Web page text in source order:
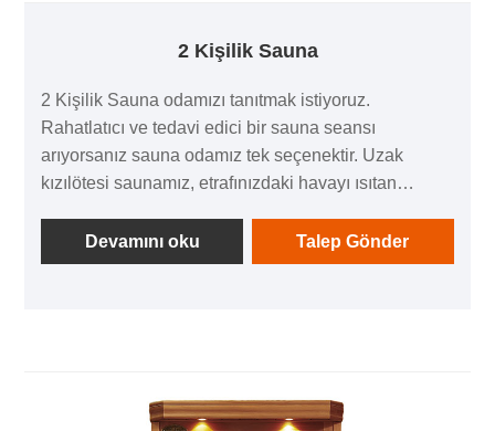
2 Kişilik Sauna
2 Kişilik Sauna odamızı tanıtmak istiyoruz.
Rahatlatıcı ve tedavi edici bir sauna seansı
arıyorsanız sauna odamız tek seçenektir. Uzak
kızılötesi saunamız, etrafınızdaki havayı ısıtan
teknolojisini kullanarak vücudunuzu içten dışa ısıtır.
Bu, küçük ve nemli bir alanda havasızlığa katlanmak
Devamını oku Talep Gönder